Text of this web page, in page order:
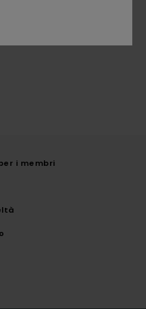
i membri